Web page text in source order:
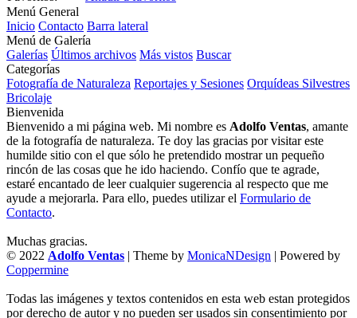
Menú General
Inicio Contacto Barra lateral
Menú de Galería
Galerías Últimos archivos Más vistos Buscar
Categorías
Fotografía de Naturaleza Reportajes y Sesiones Orquídeas Silvestres
Bricolaje
Bienvenida
Bienvenido a mi página web. Mi nombre es Adolfo Ventas, amante
de la fotografía de naturaleza. Te doy las gracias por visitar este
humilde sitio con el que sólo he pretendido mostrar un pequeño
rincón de las cosas que he ido haciendo. Confío que te agrade,
estaré encantado de leer cualquier sugerencia al respecto que me
ayude a mejorarla. Para ello, puedes utilizar el Formulario de
Contacto.
Muchas gracias.
© 2022 Adolfo Ventas | Theme by MonicaNDesign | Powered by
Coppermine
Todas las imágenes y textos contenidos en esta web estan protegidos
por derecho de autor y no pueden ser usados sin consentimiento por